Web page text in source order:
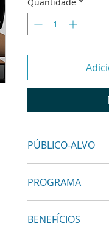
PÚBLICO-ALVO
habilidades em
cardiologia.
PROGRAMA
Protocolo FAST
BENEFÍCIOS